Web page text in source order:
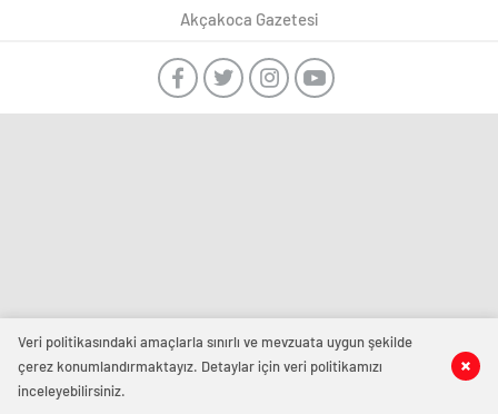
Akçakoca Gazetesi
Veri politikasındaki amaçlarla sınırlı ve mevzuata uygun şekilde
çerez konumlandırmaktayız. Detaylar için veri politikamızı
inceleyebilirsiniz.